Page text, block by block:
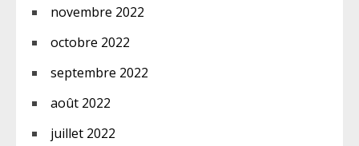
novembre 2022
octobre 2022
septembre 2022
août 2022
juillet 2022